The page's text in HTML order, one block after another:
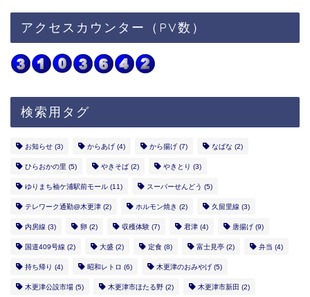
アクセスカウンター（PV数）
検索用タグ
お知らせ (3) からあげ (4) から揚げ (7) なばな (2)
ひらおかの里 (5) やきそば (2) やきとり (3)
ゆりまち袖ケ浦駅前モール (11) スーパーせんどう (5)
テレワーク通勤@木更津 (2) ホルモン焼き (2) 久留里線 (3)
内房線 (3) 卵 (2) 収穫体験 (7) 君津 (4) 唐揚げ (9)
国道409号線 (2) 大盛 (2) 定食 (8) 富士見亭 (2) 弁当 (4)
持ち帰り (4) 昭和レトロ (6) 木更津のおみやげ (5)
木更津公設市場 (5) 木更津市ほたる野 (2) 木更津市新田 (2)